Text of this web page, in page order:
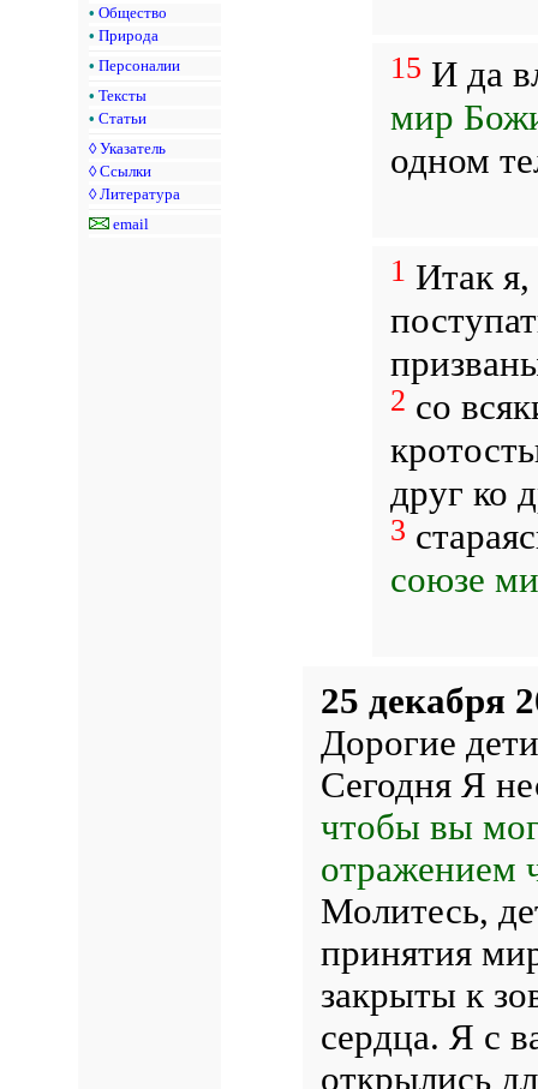
• Общество
• Природа
• Персоналии
• Тексты
• Статьи
◊ Указатель
◊ Ссылки
◊ Литература
email
15 И да
мир
одном
1 Итак
2 со
друг ко
3
союзе
25 декабря
Дорогие
Сегодня Я
чтобы вы
отражением
Молитесь,
принятия
закрыты к
сердца. Я с
открылись